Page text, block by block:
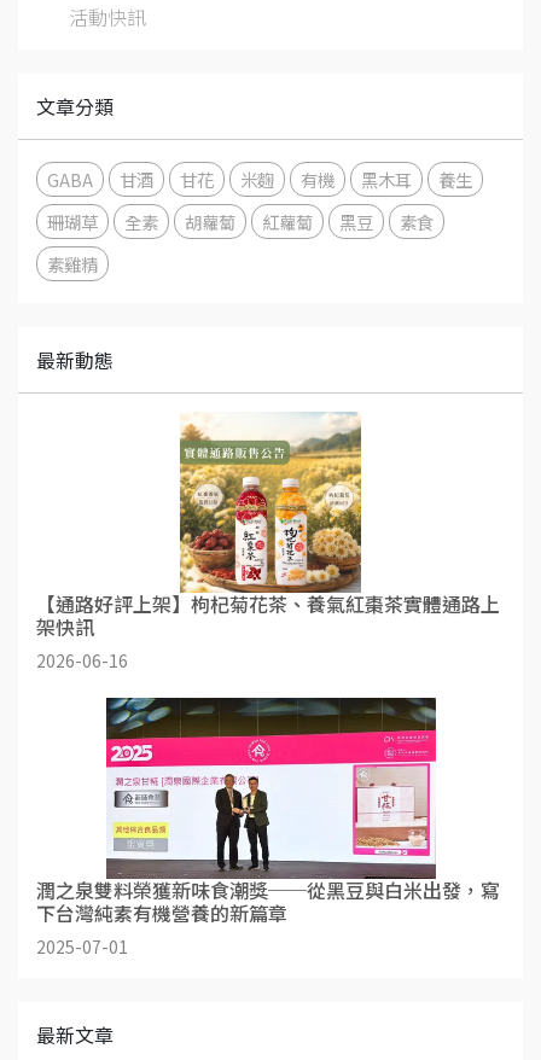
活動快訊
文章分類
GABA 甘酒 甘花 米麴 有機 黑木耳
養生
珊瑚草
全素 胡蘿蔔 紅蘿蔔 黑豆
素食
素雞精
最新動態
【通路好評上架】枸杞菊花茶、養氣紅棗茶實體通路上
架快訊
2026-06-16
潤之泉雙料榮獲新味食潮獎──從黑豆與白米出發，寫
下台灣純素有機營養的新篇章
2025-07-01
最新文章